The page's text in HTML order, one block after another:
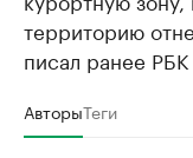
территорию
писал ранее
АвторыТеги